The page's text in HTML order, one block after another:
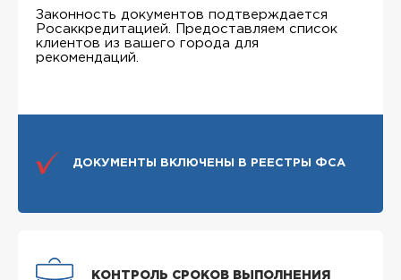
Законность документов подтверждается
Росаккредитацией. Предоставляем список
клиентов из вашего города для
рекомендаций.
ДОКУМЕНТЫ ВКЛЮЧЕНЫ В РЕЕСТРЫ ФСА
КОНТРОЛЬ СРОКОВ ВЫПОЛНЕНИЯ